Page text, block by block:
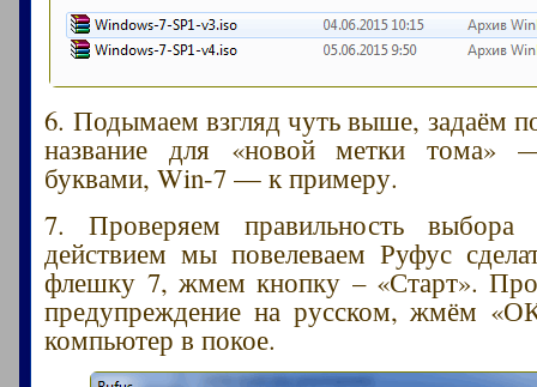
6. Подымаем взгляд чуть выше, задаём
название для «новой метки тома»
буквами, Win-7 — к примеру.
7. Проверяем правильность
действием мы повелеваем Руфус
флешку 7, жмем кнопку – «Старт».
предупреждение на русском, жмём
компьютер в покое.